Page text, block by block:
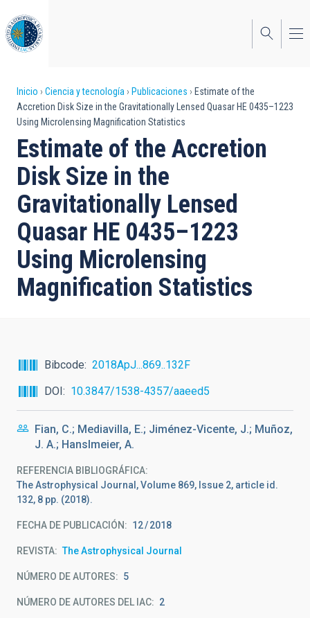
al
contenido
principal
Sobrescribir
enlaces
de
ayuda
a
la
navegación
Inicio Ciencia y tecnología Publicaciones
Estimate of the
Accretion Disk Size in the Gravitationally Lensed Quasar HE 0435–1223
Using Microlensing Magnification Statistics
Estimate of the Accretion
Disk Size in the
Gravitationally Lensed
Quasar HE 0435–1223
Using Microlensing
Magnification Statistics
Bibcode
2018ApJ...869..132F
DOI
10.3847/1538-4357/aaeed5
Fian, C.; Mediavilla, E.; Jiménez-Vicente, J.; Muñoz,
J. A.; Hanslmeier, A.
REFERENCIA BIBLIOGRÁFICA
The Astrophysical Journal, Volume 869, Issue 2, article id.
132, 8 pp. (2018).
FECHA DE PUBLICACIÓN: 12 2018
REVISTA The Astrophysical Journal
NÚMERO DE AUTORES 5
NÚMERO DE AUTORES DEL IAC 2